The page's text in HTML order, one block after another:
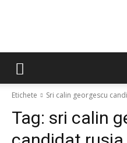
Etichete Sri calin georgescu
Tag: sri calin